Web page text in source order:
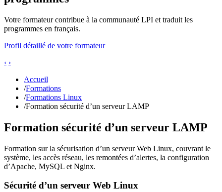
Votre formateur contribue à la communauté LPI et traduit les
programmes en français.
Profil détaillé de votre formateur
‹ ›
Accueil
/Formations
/Formations Linux
/Formation sécurité d’un serveur LAMP
Formation sécurité d’un serveur LAMP
Formation sur la sécurisation d’un serveur Web Linux, couvrant le
système, les accès réseau, les remontées d’alertes, la configuration
d’Apache, MySQL et Nginx.
Sécurité d’un serveur Web Linux